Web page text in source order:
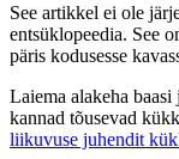
See artikkel ei ole
entsüklopeedia. See
päris kodusesse
Laiema alakeha baasi
kannad tõusevad
liikuvuse juhendit